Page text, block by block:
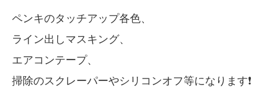
ペンキのタッチアップ各色、
ライン出しマスキング、
エアコンテープ、
掃除のスクレーパーやシリコンオフ等になります❗️